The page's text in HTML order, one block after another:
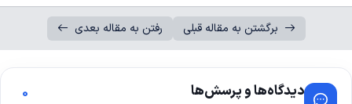
برگشتن به مقاله قبلی رفتن به مقاله بعدی
دیدگاه‌ها و پرسش‌ها 0